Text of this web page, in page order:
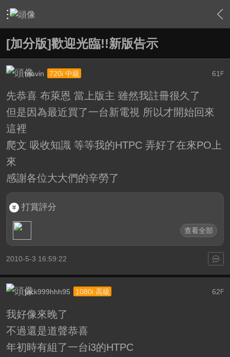
› 家庭劇院 › 我的家庭劇院 › 內容
[加分版]歡迎光臨!!新版告示
61 F
mavin 720i 中級
先恭喜 布萊恩 當上版主 雖然我註冊很久了
但是因為最近買了一台新電視 所以才開始回來
這裡
爬文 吸收知識 等等我的HTPC 弄好了在來PO上
來
感謝各位大大們的辛勞了
打賞評分
查看全部
2010-5-3 16:59:22
62 F
jack999hhh95 1080i 高級
我好像來晚了
不過還是道聲恭喜
年初時有組了一台i3的HTPC